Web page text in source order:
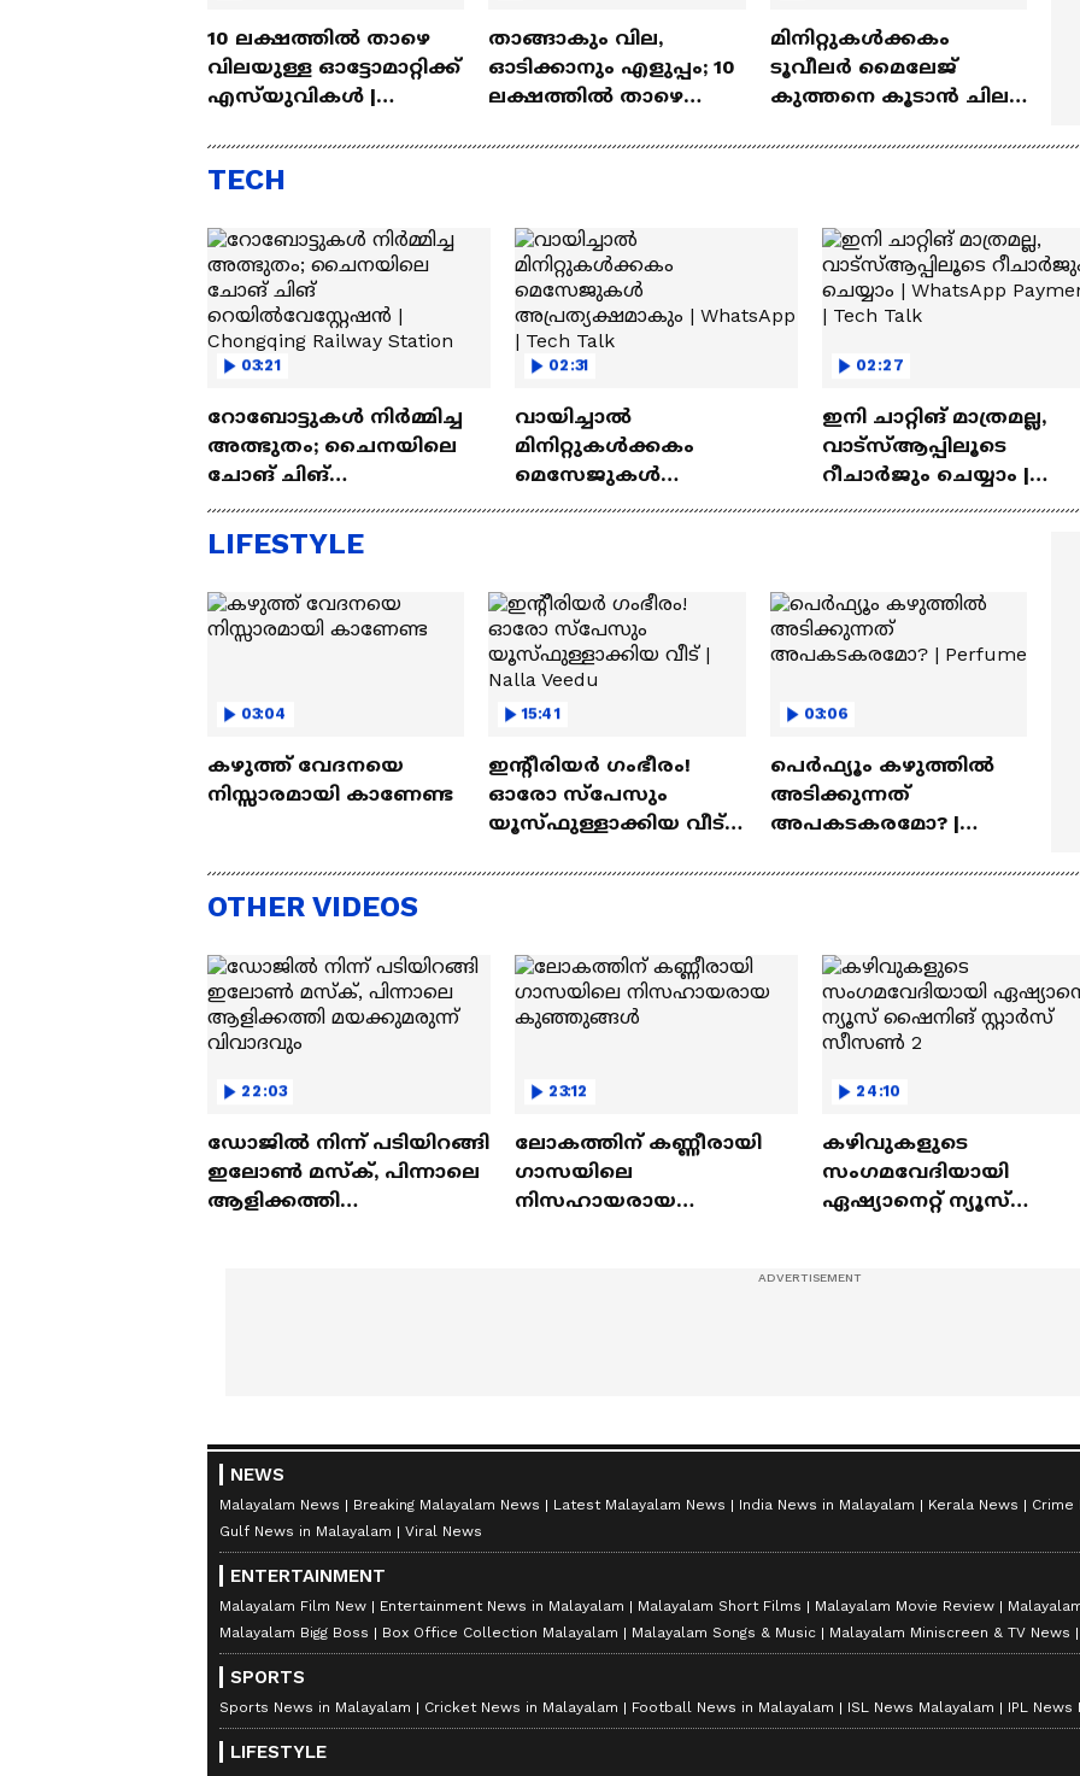
10 ലക്ഷത്തിൽ താഴെ
വിലയുള്ള ഓട്ടോമാറ്റിക്ക്
എസ്‍യുവികൾ |
Lakh
താങ്ങാകും വില,
ഓടിക്കാനും എളുപ്പം; 10
ലക്ഷത്തിൽ താഴെ
എസ്‍യുവികൾ
മിനിറ്റുകൾക്കകം
ടൂവീലർ മൈലേജ്
കുത്തനെ കൂടാൻ ചില
TECH
03:21
റോബോട്ടുകൾ നിർമ്മിച്ച
അത്ഭുതം; ചൈനയിലെ
ചോങ് ചിങ്
Chongqing Railway Station
02:31
വായിച്ചാൽ
മിനിറ്റുകൾക്കകം
മെസേജുകള്‍
02:27
ഇനി ചാറ്റിങ് മാത്രമല്ല,
വാട്‌സ്‌ആപ്പിലൂടെ
റീചാർജും ചെയ്യാം |
LIFESTYLE
03:04
കഴുത്ത് വേദനയെ
നിസ്സാരമായി കാണേണ്ട
15:41
ഇന്റീരിയർ ഗംഭീരം!
ഓരോ സ്‌പേസും
യൂസ്ഫുള്ളാക്കിയ വീട് |
03:06
പെർഫ്യൂം കഴുത്തിൽ
അടിക്കുന്നത്
അപകടകരമോ? |
OTHER VIDEOS
22:03
ഡോജിൽ നിന്ന് പടിയിറങ്ങി
ഇലോൺ മസ്ക്, പിന്നാലെ
ആളിക്കത്തി
23:12
ലോകത്തിന് കണ്ണീരായി
ഗാസയിലെ
നിസഹായരായ
24:10
കഴിവുകളുടെ
സംഗമവേദിയായി
ഏഷ്യാനെറ്റ് ന്യൂസ്
NEWS
Malayalam News Breaking Malayalam News Latest Malayalam News India News in Malayalam Kerala News Crime
Gulf News in Malayalam
Viral News
ENTERTAINMENT
Malayalam Film New Entertainment News in Malayalam Malayalam Short Films Malayalam Movie Review
Malayalam Bigg Boss
Box Office Collection Malayalam Malayalam Songs & Music Malayalam Miniscreen & TV News
SPORTS
Sports News in Malayalam Cricket News in Malayalam Football News in Malayalam ISL News Malayalam IPL News
LIFESTYLE